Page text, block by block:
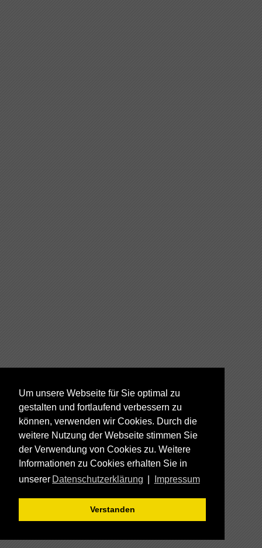
Um unsere Webseite für Sie optimal zu
gestalten und fortlaufend verbessern zu
können, verwenden wir Cookies. Durch die
weitere Nutzung der Webseite stimmen Sie
der Verwendung von Cookies zu. Weitere
Informationen zu Cookies erhalten Sie in
unserer Datenschutzerklärung Impressum
Verstanden